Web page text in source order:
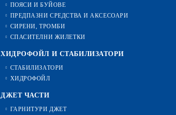
ПОЯСИ И БУЙОВЕ
ПРЕДПАЗНИ СРЕДСТВА И АКСЕСОАРИ
СИРЕНИ, ТРОМБИ
СПАСИТЕЛНИ ЖИЛЕТКИ
ХИДРОФОЙЛ И СТАБИЛИЗАТОРИ
СТАБИЛИЗАТОРИ
ХИДРОФОЙЛ
ДЖЕТ ЧАСТИ
ГАРНИТУРИ ДЖЕТ